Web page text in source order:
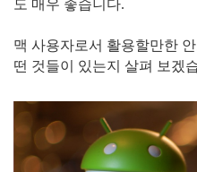
도 매우 좋습니다.
맥 사용자로서 활용할만한
떤 것들이 있는지 살펴 보겠